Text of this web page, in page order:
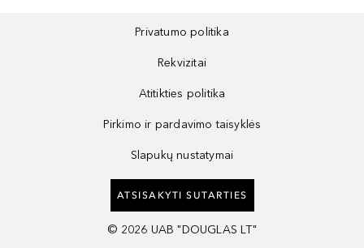
Privatumo politika
Rekvizitai
Atitikties politika
Pirkimo ir pardavimo taisyklės
Slapukų nustatymai
ATSISAKYTI SUTARTIES
© 2026 UAB "DOUGLAS LT"